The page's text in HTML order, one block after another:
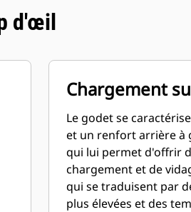
d'œil
Chargement
Le godet se
et un renfort arrière à
qui lui permet d'offrir
chargement et de
qui se traduisent par
plus élevées et des